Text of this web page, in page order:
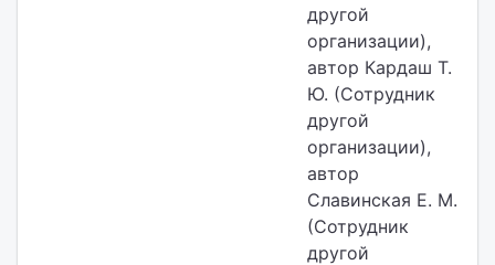
другой
организации),
автор Кардаш Т.
Ю. (Сотрудник
другой
организации),
автор
Славинская Е. М.
(Сотрудник
другой